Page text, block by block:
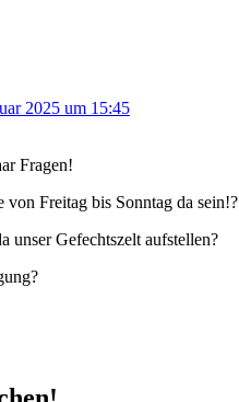
2025 um 15:45
Fragen!
von Freitag bis Sonntag da sein!?
unser Gefechtszelt aufstellen?